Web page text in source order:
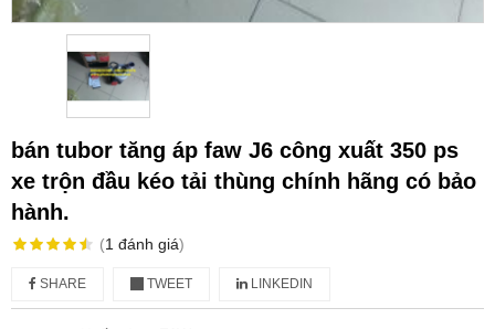
bán tubor tăng áp faw J6 công xuất 350 ps
xe trộn đầu kéo tải thùng chính hãng có bảo
hành.
(1 đánh giá)
SHARE TWEET LINKEDIN